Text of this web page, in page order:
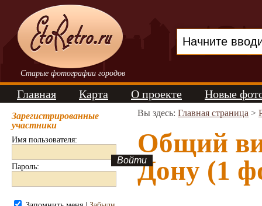
Старые фотографии городов
Главная Карта О проекте Новые
Зарегистрированные
участники
Имя пользователя:
Пароль:
Вы здесь: Главная страница >
Общий
Дону (1